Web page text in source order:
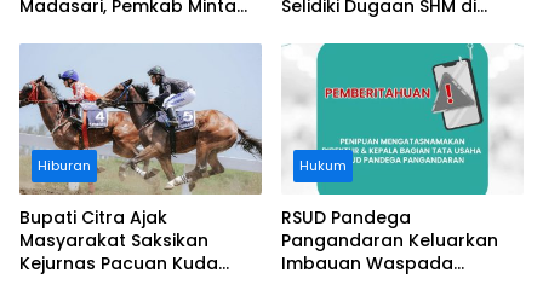
Madasari, Pemkab Minta
Selidiki Dugaan SHM di
Pantai
Hiburan
Bupati Citra Ajak
Masyarakat Saksikan
Kejurnas Pacuan Kuda
Hukum
RSUD Pandega
Pangandaran Keluarkan
Imbauan Waspada